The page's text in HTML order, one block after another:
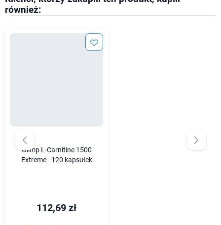
również:
Olimp L-Carnitine 1500
Extreme - 120 kapsułek
112,69 zł